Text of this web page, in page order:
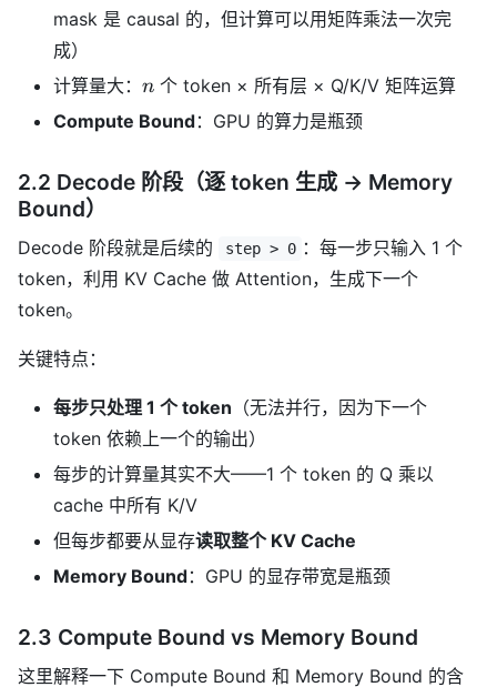
mask 是 causal 的，但计算可以用矩阵乘法一次完
成）
计算量大： n
n 个 token × 所有层 × Q/K/V 矩阵运算
Compute Bound：GPU 的算力是瓶颈
2.2 Decode 阶段（逐 token 生成 → Memory
Bound）
Decode 阶段就是后续的 step > 0 ：每一步只输入 1 个
token，利用 KV Cache 做 Attention，生成下一个
token。
关键特点：
每步只处理 1 个 token （无法并行，因为下一个
token 依赖上一个的输出）
每步的计算量其实不大——1 个 token 的 Q 乘以
cache 中所有 K/V
但每步都要从显存读取整个 KV Cache
Memory Bound：GPU 的显存带宽是瓶颈
2.3 Compute Bound vs Memory Bound
这里解释一下 Compute Bound 和 Memory Bound 的含